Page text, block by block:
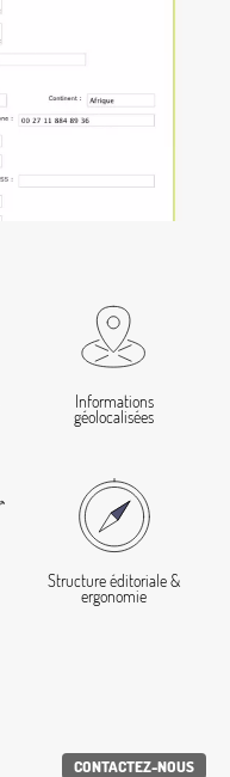
Informations
géolocalisées
Structure éditoriale &
ergonomie
CONTACTEZ-NOUS